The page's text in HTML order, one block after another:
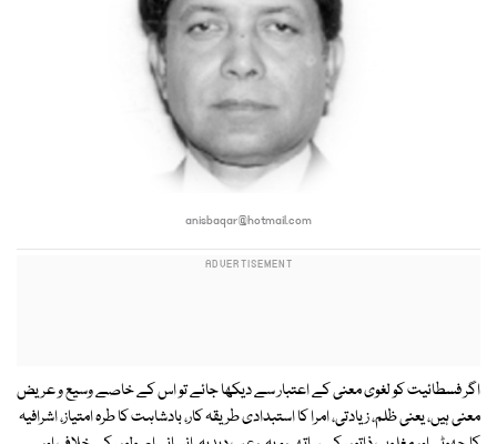
anisbaqar@hotmail.com
اگر فسطائیت کو لغوی معنی کے اعتبار سے دیکھا جائے تو اس کے خاصے وسیع و عریض
معنی ہیں، یعنی ظلم، زیادتی، امرا کا استبدادی طریقہ کار، بادشاہت کا طرہ امتیاز، اشرافیہ